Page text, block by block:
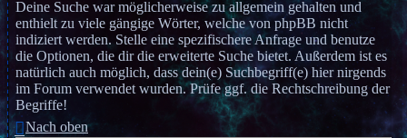
Deine Suche war möglicherweise zu allgemein gehalten und
enthielt zu viele gängige Wörter, welche von phpBB nicht
indiziert werden. Stelle eine spezifischere Anfrage und benutze
die Optionen, die dir die erweiterte Suche bietet. Außerdem ist es
natürlich auch möglich, dass dein(e) Suchbegriff(e) hier nirgends
im Forum verwendet wurden. Prüfe ggf. die Rechtschreibung der
Begriffe!
Nach oben